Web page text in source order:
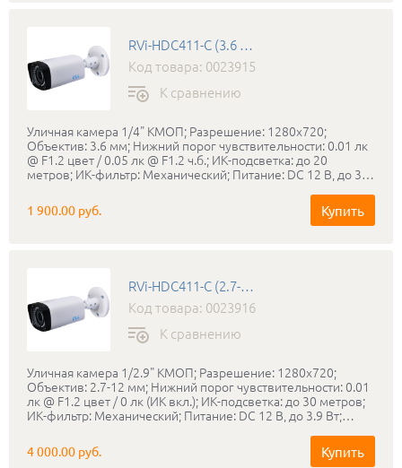
RVi-HDC411-C (3.6 мм)
Код товара: 0023915
К сравнению
Уличная камера 1/4" КМОП; Разрешение: 1280x720;
Объектив: 3.6 мм; Нижний порог чувствительности: 0.01 лк
@ F1.2 цвет / 0.05 лк @ F1.2 ч.б.; ИК-подсветка: до 20
метров; ИК-фильтр: Механический; Питание: DC 12 В, до 3
800 м; Класс защиты: IP66; Диапазон рабочих температур:
-40…+50°С; Габаритные размеры: Ø95x154 мм; Вес: 350 г.
1 900.00 руб. Купить
RVi-HDC411-C (2.7-12 мм)
Код товара: 0023916
К сравнению
Уличная камера 1/2.9" КМОП; Разрешение: 1280x720;
Объектив: 2.7-12 мм; Нижний порог чувствительности: 0.01
лк @ F1.2 цвет / 0 лк (ИК вкл.); ИК-подсветка: до 30 метров;
ИК-фильтр: Механический; Питание: DC 12 В, до 3.9 Вт;
м; Класс защиты: IP66; Диапазон рабочих температур: -40…
+50°С; Габаритные размеры: 213x80x72 мм.
4 000.00 руб. Купить